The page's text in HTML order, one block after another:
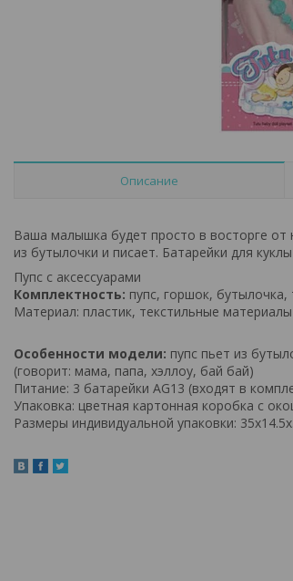
Описание
Ваша малышка будет просто в восторге от
из бутылочки и писает. Батарейки для
Пупс с аксессуарами
Комплектность: пупс, горшок,
Материал: пластик, текстильные материалы
Особенности модели: пупс пьет из
(говорит: мама, папа, хэллоу, бай бай)
Питание: 3 батарейки AG13 (входят в
Упаковка: цветная картонная коробка с
Размеры индивидуальной упаковки: